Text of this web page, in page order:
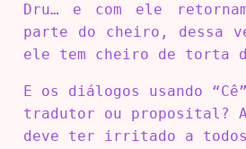
Dru… e com ele
parte do cheiro, dessa
ele tem cheiro de torta
E os diálogos usando
tradutor ou proposital?
deve ter irritado a todos